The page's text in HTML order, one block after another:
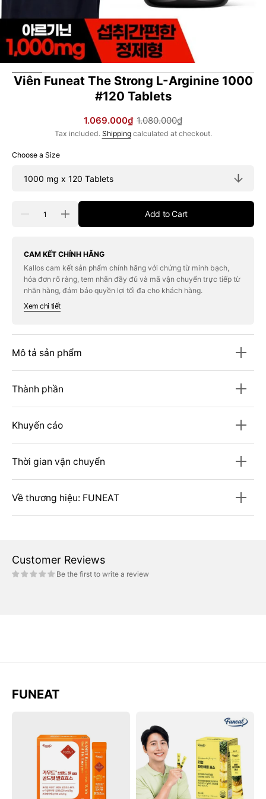
Viên Funeat The Strong L-Arginine 1000
#120 Tablets
Sale
price
1.069.000₫
Regular
price
1.080.000₫
Tax included. Shippingcalculated at checkout.
Choose a Size
Decrease
Funeat
Strong
L-
Arginine
#120
Increase
quantity
Funeat
Strong
L-
Arginine
Add to Cart
CAM KẾT CHÍNH HÃNG
Kallos cam kết sản phẩm chính hãng với chứng từ minh bạch,
hóa đơn rõ ràng, tem nhãn đầy đủ và mã vận chuyển trực tiếp từ
nhãn hàng, đảm bảo quyền lợi tối đa cho khách hàng.
Xem chi tiết
Mô tả sản phẩm
Thành phần
Khuyến cáo
Thời gian vận chuyển
Về thương hiệu: FUNEAT
Customer Reviews
Be the first to write a review
FUNEAT
NaturalPlus
Funeat
Real
Pineapple
Enzyme
#30
Sticks